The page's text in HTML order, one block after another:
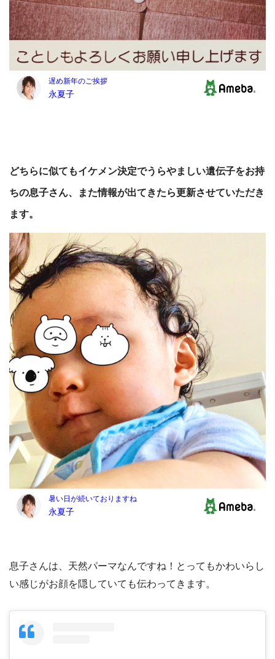
どちらに似てもイケメン決定でうらやましい遺伝子をお持
ちの息子さん、また情報が出てきたら更新させていただき
ます。
息子さんは、天然パーマなんですね！とってもかわいらし
い感じがお顔を隠していても伝わってきます。